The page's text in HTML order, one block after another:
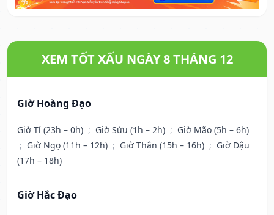
XEM TỐT XẤU NGÀY 8 THÁNG 12
Giờ Hoàng Đạo
Giờ Tí (23h – 0h) ; Giờ Sửu (1h – 2h) ; Giờ Mão (5h – 6h)
; Giờ Ngọ (11h – 12h) ; Giờ Thân (15h – 16h) ; Giờ Dậu
(17h – 18h)
Giờ Hắc Đạo